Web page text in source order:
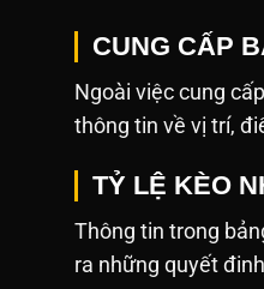
CUNG CẤP
Ngoài việc cung
thông tin về vị trí,
TỶ LỆ KÈO
Thông tin trong
ra những quyết